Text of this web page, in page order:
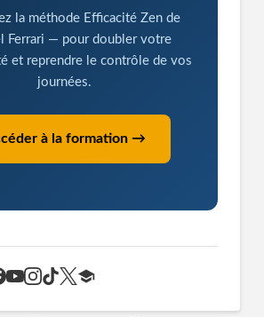
la méthode Efficacité Zen de
Ferrari — pour doubler votre
et reprendre le contrôle de vos
journées.
à la formation →